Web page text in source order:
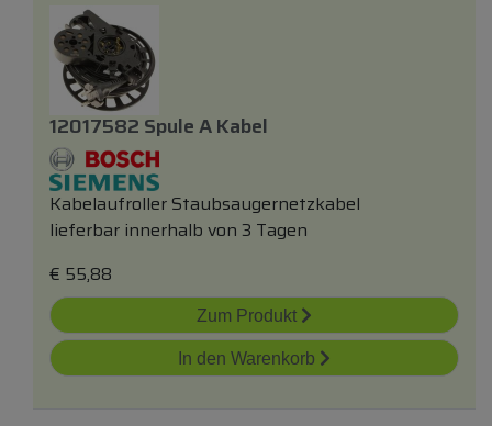
12017582 Spule A Kabel
Kabelaufroller Staubsaugernetzkabel
lieferbar innerhalb von 3 Tagen
€ 55,88
Zum Produkt
In den Warenkorb